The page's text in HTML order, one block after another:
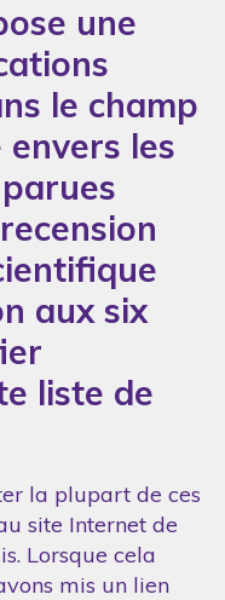
une
le champ
les
aux six
liste de
la plupart de ces
site Internet de
Lorsque cela
mis un lien